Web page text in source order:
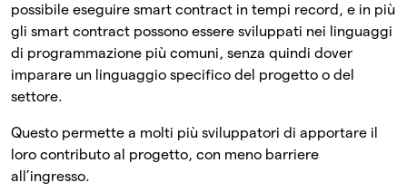
possibile eseguire smart contract in tempi record, e in più
gli smart contract possono essere sviluppati nei linguaggi
di programmazione più comuni, senza quindi dover
imparare un linguaggio specifico del progetto o del
settore.
Questo permette a molti più sviluppatori di apportare il
loro contributo al progetto, con meno barriere
all’ingresso.